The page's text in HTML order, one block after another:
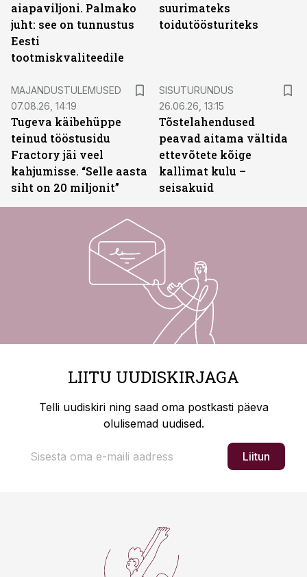
aiapaviljoni. Palmako
juht: see on tunnustus
Eesti
tootmiskvaliteedile
suurimateks
toidutöösturiteks
MAJANDUSTULEMUSED
07.08.26, 14:19
Tugeva käibehüppe
teinud tööstusidu
Fractory jäi veel
kahjumisse. “Selle aasta
siht on 20 miljonit”
SISUTURUNDUS
26.06.26, 13:15
Tõstelahendused
peavad aitama vältida
ettevõtete kõige
kallimat kulu –
seisakuid
LIITU UUDISKIRJAGA
Telli uudiskiri ning saad oma postkasti päeva
olulisemad uudised.
Liitun